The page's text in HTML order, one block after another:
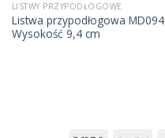
LISTWY PRZYPODŁOGOWE
Listwa przypodłogowa MD094
Wysokość 9,4 cm